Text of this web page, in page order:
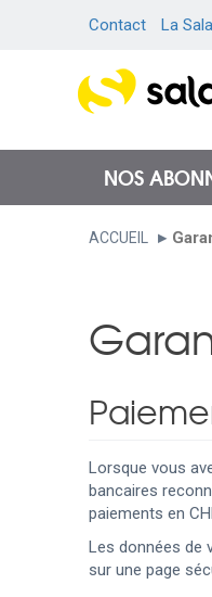
Contact La
NOS
ACCUEIL
Lorsque vous
bancaires
paiements en
Les données de
sur une page